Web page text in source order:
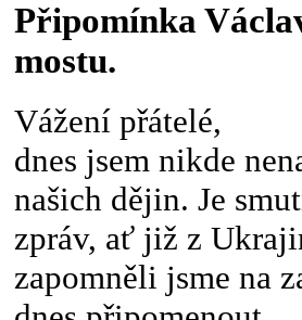
Připomínka
mostu.
Vážení přátelé,
dnes jsem nikde
našich dějin. Je
zpráv, ať již z
zapomněli jsme na